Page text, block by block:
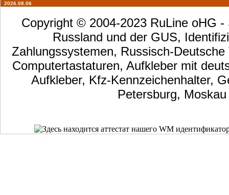
2026.08.06
Copyright © 2004-2023 RuLine oHG
Russland und der GUS,
Zahlungssystemen, Russisch-
Computertastaturen, Aufkleber mit
Aufkleber, Kfz-Kennzeichenhalter,
Petersburg,